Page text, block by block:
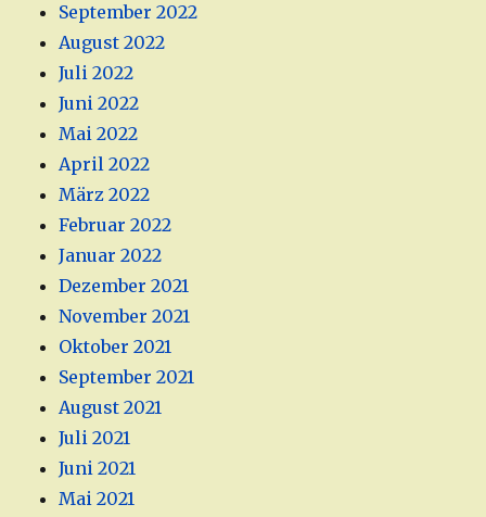
September 2022
August 2022
Juli 2022
Juni 2022
Mai 2022
April 2022
März 2022
Februar 2022
Januar 2022
Dezember 2021
November 2021
Oktober 2021
September 2021
August 2021
Juli 2021
Juni 2021
Mai 2021